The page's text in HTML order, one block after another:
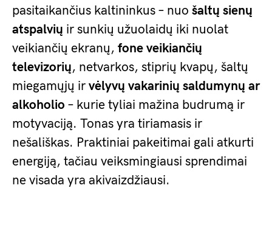
pasitaikančius kaltininkus – nuo šaltų sienų
atspalvių ir sunkių užuolaidų iki nuolat
veikiančių ekranų, fone veikiančių
televizorių, netvarkos, stiprių kvapų, šaltų
miegamųjų ir vėlyvų vakarinių saldumynų ar
alkoholio – kurie tyliai mažina budrumą ir
motyvaciją. Tonas yra tiriamasis ir
nešališkas. Praktiniai pakeitimai gali atkurti
energiją, tačiau veiksmingiausi sprendimai
ne visada yra akivaizdžiausi.